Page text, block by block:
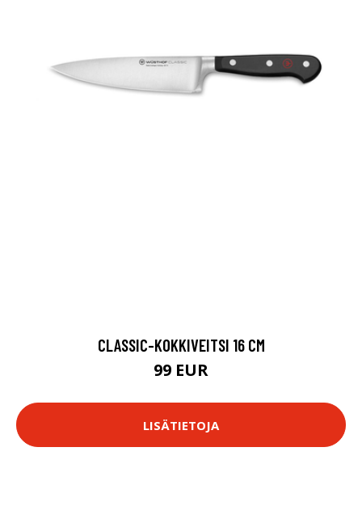
CLASSIC-KOKKIVEITSI 16 CM
99 EUR
LISÄTIETOJA